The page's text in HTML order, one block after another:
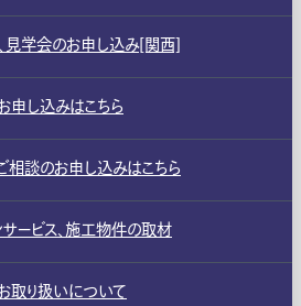
見学会のお申し込み[関西]
申し込みはこちら
相談のお申し込みはこちら
ービス、施工物件の取材
取り扱いについて